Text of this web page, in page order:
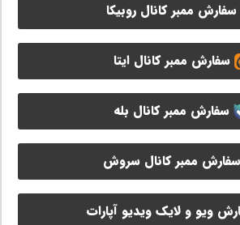
سفارش ممبر کانال روبیکا
سفارش ممبر کانال ایتا
سفارش ممبر کانال بله
سفارش ممبر کانال سروش
ویو و لایک ویدیو آپارات